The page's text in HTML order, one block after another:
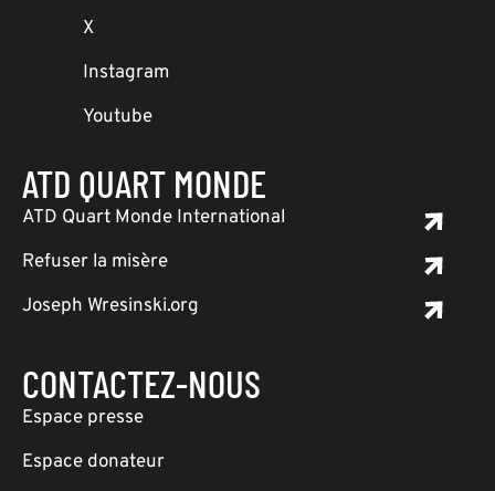
X
Instagram
Youtube
ATD QUART MONDE
ATD Quart Monde International
Refuser la misère
Joseph Wresinski.org
CONTACTEZ-NOUS
Espace presse
Espace donateur